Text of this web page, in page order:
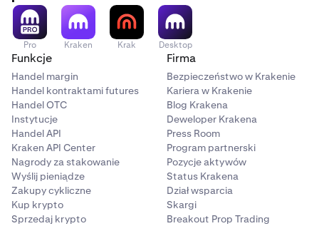
Pro Kraken Krak Desktop
Funkcje
Handel margin
Handel kontraktami futures
Handel OTC
Instytucje
Handel API
Kraken API Center
Nagrody za stakowanie
Wyślij pieniądze
Zakupy cykliczne
Kup krypto
Sprzedaj krypto
Firma
Bezpieczeństwo w Krakenie
Kariera w Krakenie
Blog Krakena
Deweloper Krakena
Press Room
Program partnerski
Pozycje aktywów
Status Krakena
Dział wsparcia
Skargi
Breakout Prop Trading